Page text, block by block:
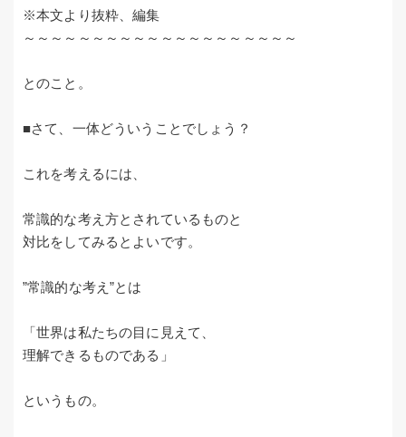
※本文より抜粋、編集
～～～～～～～～～～～～～～～～～～～～
とのこと。
■さて、一体どういうことでしょう？
これを考えるには、
常識的な考え方とされているものと
対比をしてみるとよいです。
”常識的な考え”とは
「世界は私たちの目に見えて、
理解できるものである」
というもの。